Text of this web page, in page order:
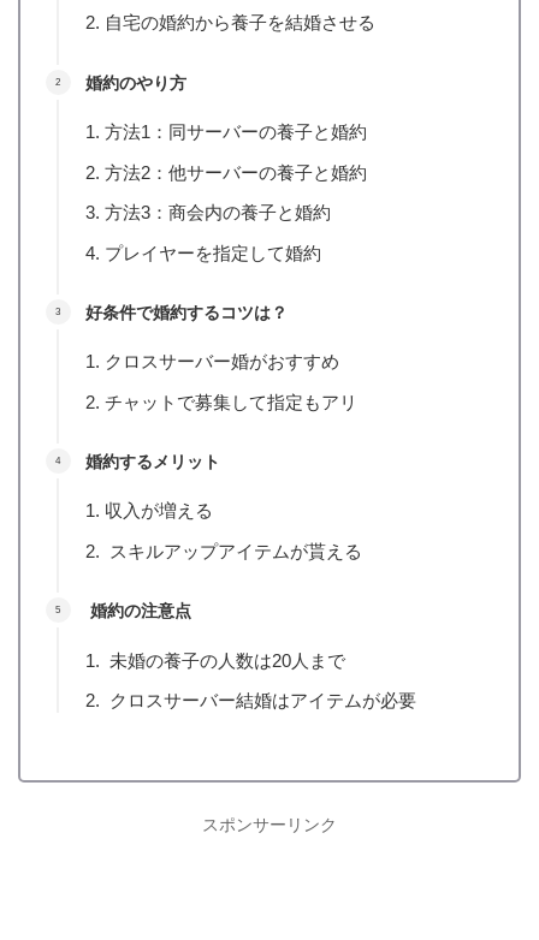
自宅の婚約から養子を結婚させる
婚約のやり方
方法1：同サーバーの養子と婚約
方法2：他サーバーの養子と婚約
方法3：商会内の養子と婚約
プレイヤーを指定して婚約
好条件で婚約するコツは？
クロスサーバー婚がおすすめ
チャットで募集して指定もアリ
婚約するメリット
収入が増える
スキルアップアイテムが貰える
婚約の注意点
未婚の養子の人数は20人まで
クロスサーバー結婚はアイテムが必要
スポンサーリンク